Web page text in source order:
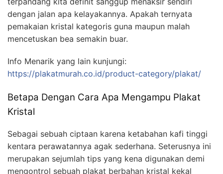
dengan jalan apa kelayakannya. Apakah ternyata
pemakaian kristal kategoris guna maupun malah
mencetuskan bea semakin buar.
Info Menarik yang lain kunjungi:
https://plakatmurah.co.id/product-category/plakat/
Betapa Dengan Cara Apa Mengampu Plakat
Kristal
Sebagai sebuah ciptaan karena ketabahan kafi tinggi
kentara perawatannya agak sederhana. Seterusnya ini
merupakan sejumlah tips yang kena digunakan demi
mengontrol sebuah plakat berbahan kristal kekal